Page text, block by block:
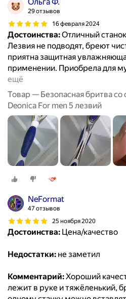
29 отзывов
16 февраля 2024
Достоинства:Отличный
Лезвия не подводят, бреют
приятна защитная
применении. Приобрела для
ещё
Товар — Безопасная бритва со
Deonica For men 5 лезвий
NeFormat
47 отзывов
25 ноября 2020
Достоинства: Цена/качество
Недостатки: не заметил
Комментарий:Хороший
лежит в руке и тяжёленький,